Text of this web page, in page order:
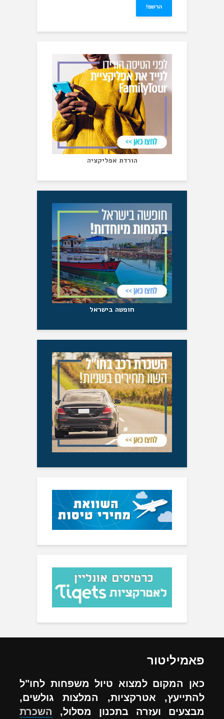
הורדת אפליקציה
חופשה בישראל
פאמיליטור
כאן המקום למצוא טיול משפחות לחו"ל
להתייעץ, אטרקציות, המלצות גולשים,
מבצעים ועזרה בתכנון מסלול, השכרת